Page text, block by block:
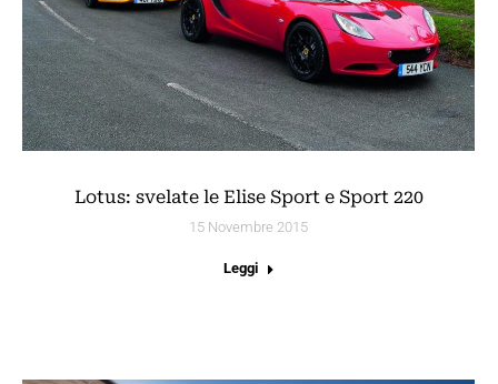
Lotus: svelate le Elise Sport e Sport 220
15 Novembre 2015
Leggi